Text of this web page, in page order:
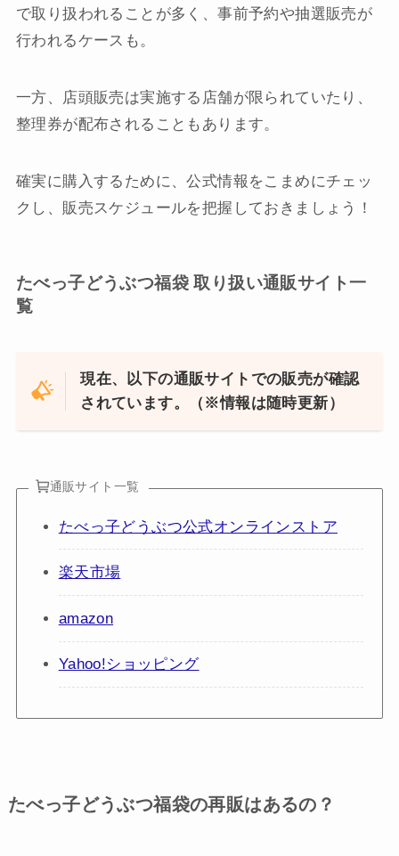
で取り扱われることが多く、事前予約や抽選販売が
行われるケースも。
一方、店頭販売は実施する店舗が限られていたり、
整理券が配布されることもあります。
確実に購入するために、公式情報をこまめにチェッ
クし、販売スケジュールを把握しておきましょう！
たべっ子どうぶつ福袋 取り扱い通販サイト一
覧
現在、以下の通販サイトでの販売が確認
されています。（※情報は随時更新）
通販サイト一覧
たべっ子どうぶつ公式オンラインストア
楽天市場
amazon
Yahoo!ショッピング
たべっ子どうぶつ福袋の再販はあるの？